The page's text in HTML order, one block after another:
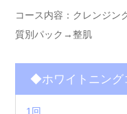
コース内容：クレンジ
質別パック→整肌
◆ホワイトニン
1回